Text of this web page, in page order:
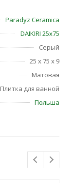
Paradyz Ceramica
DAIKIRI 25х75
Серый
25 x 75 x 9
Матовая
Плитка для ванной
Польша